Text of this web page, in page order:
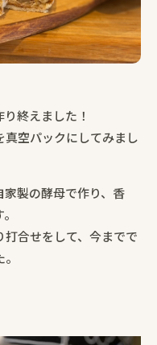
終えました！
空パックにしてみまし
製の酵母で作り、香
合せをして、今までで